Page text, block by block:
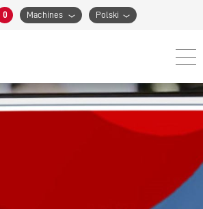
0 Machines Polski